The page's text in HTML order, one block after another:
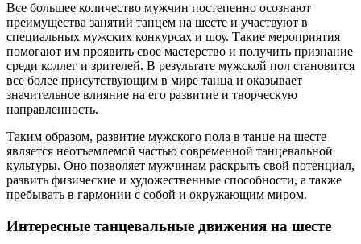
Все большее количество мужчин постепенно осознают
преимущества занятий танцем на шесте и участвуют в
специальных мужских конкурсах и шоу. Такие мероприятия
помогают им проявить свое мастерство и получить признание
среди коллег и зрителей. В результате мужской пол становится
все более присутствующим в мире танца и оказывает
значительное влияние на его развитие и творческую
направленность.
Таким образом, развитие мужского пола в танце на шесте
является неотъемлемой частью современной танцевальной
культуры. Оно позволяет мужчинам раскрыть свой потенциал,
развить физические и художественные способности, а также
пребывать в гармонии с собой и окружающим миром.
Интересные танцевальные движения на шесте